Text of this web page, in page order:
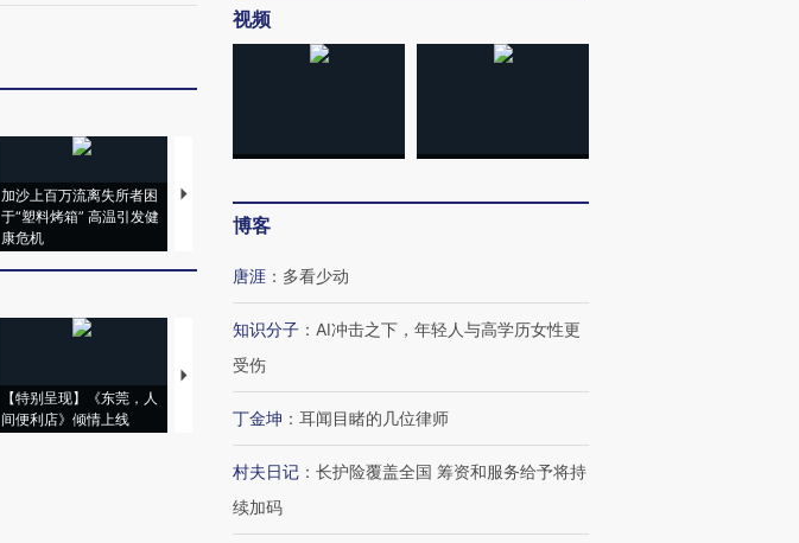
加沙上百万流离失所者困
于“塑料烤箱” 高温引发健
康危机
视线｜HYROX的吸金
术：是什么让中产们甘
心“花钱找虐”？
【特别呈现】《东莞，人
间便利店》倾情上线
【推广】走进第四届链博
会，让数智科技“链”接产
【特别呈现】寻找100种
有意思的生活方式·第三对
CFO：不靠规模取胜，华
视频
博客
唐涯 ： 多看少动
知识分子 ： AI冲击之下，年轻人与高学历女性更
受伤
丁金坤 ： 耳闻目睹的几位律师
村夫日记 ： 长护险覆盖全国 筹资和服务给予将持
续加码